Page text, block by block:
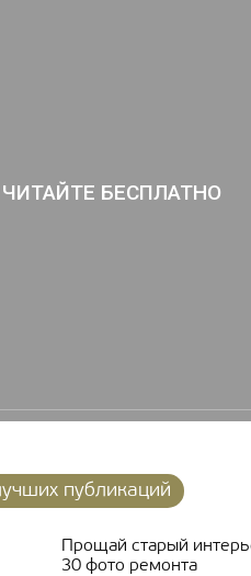
ЧИТАЙТЕ БЕСПЛАТНО
публикаций
Прощай старый
30 фото ремонта